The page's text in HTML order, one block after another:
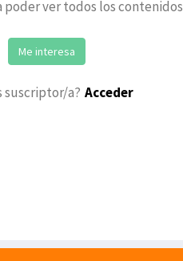
poder ver todos los contenidos
Me interesa
suscriptor/a? Acceder